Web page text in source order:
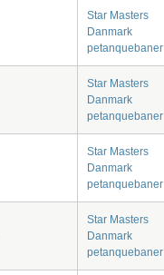
Star Masters
Danmark
petanquebaner
Star Masters
Danmark
petanquebaner
Star Masters
Danmark
petanquebaner
Star Masters
Danmark
petanquebaner